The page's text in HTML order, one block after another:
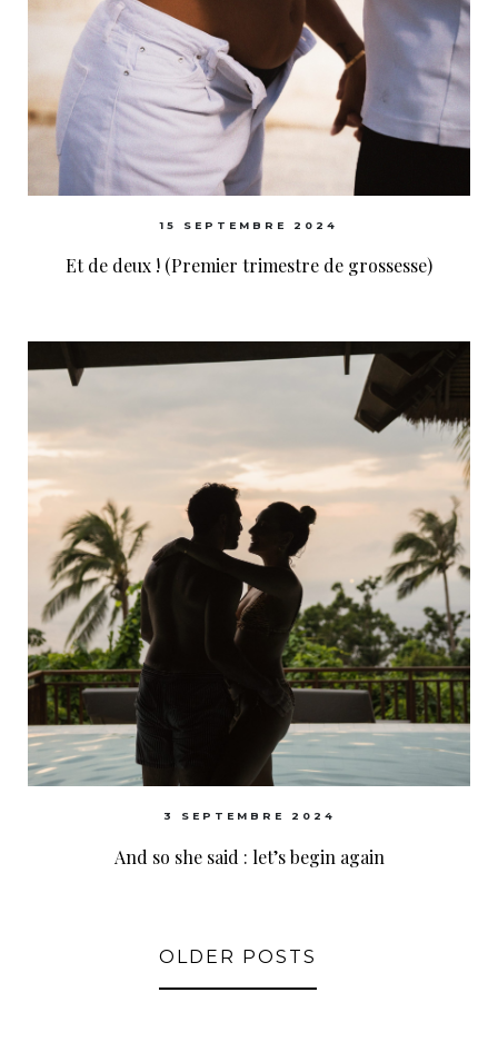
15 SEPTEMBRE 2024
Et de deux ! (Premier trimestre de grossesse)
3 SEPTEMBRE 2024
And so she said : let’s begin again
OLDER POSTS